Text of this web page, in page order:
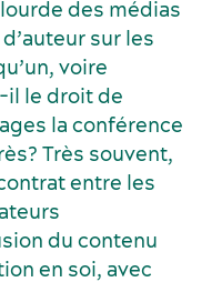
des médias
sur les
voire
il le droit de
la conférence
Très souvent,
entre les
du contenu
en soi, avec